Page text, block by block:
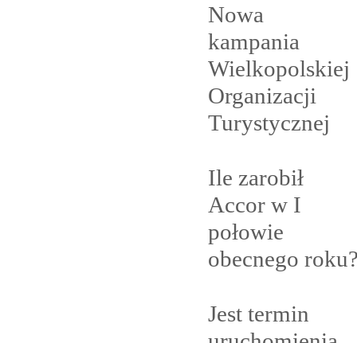
Nowa
kampania
Wielkopolskiej
Organizacji
Turystycznej
Ile zarobił
Accor w I
połowie
obecnego
Jest termin